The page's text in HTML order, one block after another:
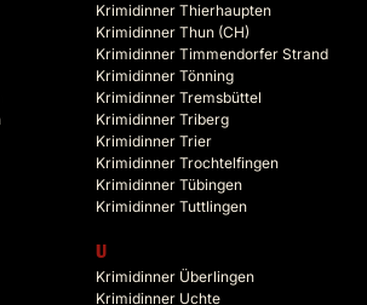
Krimidinner Thierhaupten
Krimidinner Thun (CH)
Krimidinner Timmendorfer Strand
Krimidinner Tönning
Krimidinner Tremsbüttel
Krimidinner Triberg
Krimidinner Trier
Krimidinner Trochtelfingen
Krimidinner Tübingen
Krimidinner Tuttlingen
U
Krimidinner Überlingen
Krimidinner Uchte